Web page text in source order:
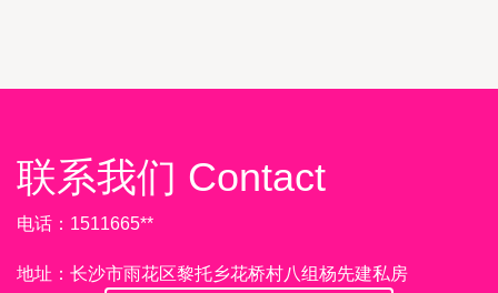
联系我们 Contact
电话：1511665**
地址：长沙市雨花区黎托乡花桥村八组杨先建私房